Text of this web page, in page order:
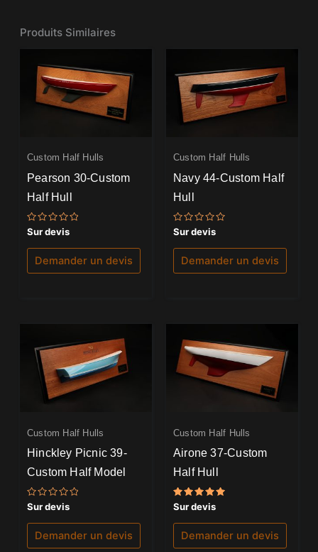
Produits Similaires
Custom Half Hulls
Pearson 30-Custom
Half Hull
Note
0
sur
Sur devis
Demander un devis
Custom Half Hulls
Navy 44-Custom Half
Hull
Note
0
sur
Sur devis
Demander un devis
Custom Half Hulls
Hinckley Picnic 39-
Custom Half Model
Note
0
sur
Sur devis
Demander un devis
Custom Half Hulls
Airone 37-Custom
Half Hull
Note
5.00
sur 5
Sur devis
Demander un devis